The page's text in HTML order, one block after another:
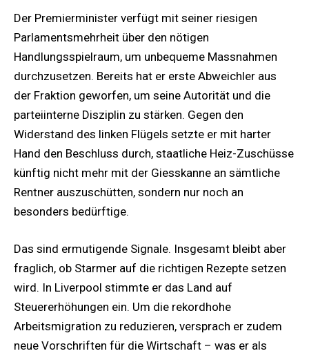
Der Premierminister verfügt mit seiner riesigen
Parlamentsmehrheit über den nötigen
Handlungsspielraum, um unbequeme Massnahmen
durchzusetzen. Bereits hat er erste Abweichler aus
der Fraktion geworfen, um seine Autorität und die
parteiinterne Disziplin zu stärken. Gegen den
Widerstand des linken Flügels setzte er mit harter
Hand den Beschluss durch, staatliche Heiz-Zuschüsse
künftig nicht mehr mit der Giesskanne an sämtliche
Rentner auszuschütten, sondern nur noch an
besonders bedürftige.
Das sind ermutigende Signale. Insgesamt bleibt aber
fraglich, ob Starmer auf die richtigen Rezepte setzen
wird. In Liverpool stimmte er das Land auf
Steuererhöhungen ein. Um die rekordhohe
Arbeitsmigration zu reduzieren, versprach er zudem
neue Vorschriften für die Wirtschaft – was er als